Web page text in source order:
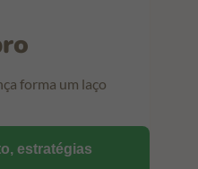
forma um laço
estratégias